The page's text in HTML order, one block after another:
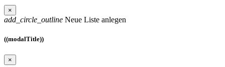
×
add_circle_outline Neue Liste anlegen
((modalTitle))
×